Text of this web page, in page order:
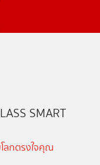
SMART
ลกตรงใจคุณ